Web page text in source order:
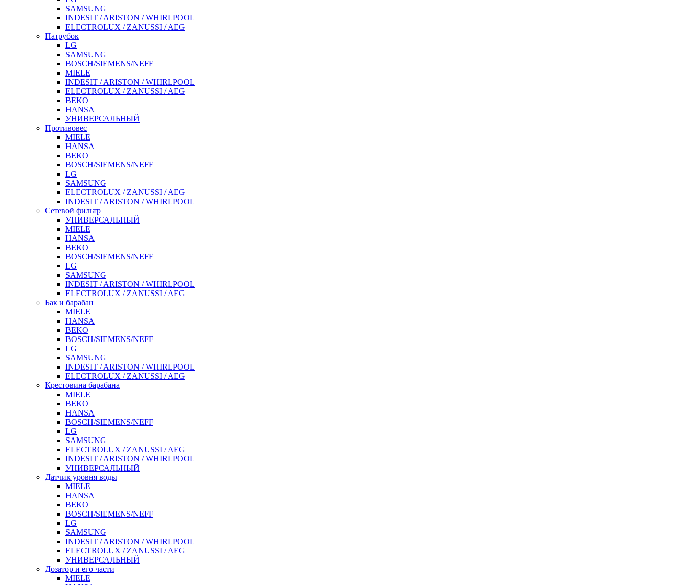
SAMSUNG
INDESIT / ARISTON / WHIRLPOOL
ELECTROLUX / ZANUSSI / AEG
Патрубок
LG
SAMSUNG
BOSCH/SIEMENS/NEFF
MIELE
INDESIT / ARISTON / WHIRLPOOL
ELECTROLUX / ZANUSSI / AEG
BEKO
HANSA
УНИВЕРСАЛЬНЫЙ
Противовес
MIELE
HANSA
BEKO
BOSCH/SIEMENS/NEFF
LG
SAMSUNG
ELECTROLUX / ZANUSSI / AEG
INDESIT / ARISTON / WHIRLPOOL
Сетевой фильтр
УНИВЕРСАЛЬНЫЙ
MIELE
HANSA
BEKO
BOSCH/SIEMENS/NEFF
LG
SAMSUNG
INDESIT / ARISTON / WHIRLPOOL
ELECTROLUX / ZANUSSI / AEG
Бак и барабан
MIELE
HANSA
BEKO
BOSCH/SIEMENS/NEFF
LG
SAMSUNG
INDESIT / ARISTON / WHIRLPOOL
ELECTROLUX / ZANUSSI / AEG
Крестовина барабана
MIELE
BEKO
HANSA
BOSCH/SIEMENS/NEFF
LG
SAMSUNG
ELECTROLUX / ZANUSSI / AEG
INDESIT / ARISTON / WHIRLPOOL
УНИВЕРСАЛЬНЫЙ
Датчик уровня воды
MIELE
HANSA
BEKO
BOSCH/SIEMENS/NEFF
LG
SAMSUNG
INDESIT / ARISTON / WHIRLPOOL
ELECTROLUX / ZANUSSI / AEG
УНИВЕРСАЛЬНЫЙ
Дозатор и его части
MIELE